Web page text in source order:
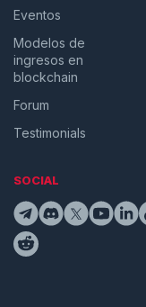
Eventos
Modelos de
ingresos en
blockchain
Forum
Testimonials
SOCIAL